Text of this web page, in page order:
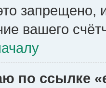
запрещено,
вашего
по ссылке